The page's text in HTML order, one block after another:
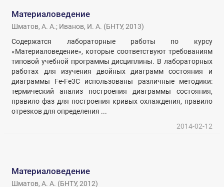
Материаловедение
Шматов, А. А.; Иванов, И. А. (БНТУ,2013)
Содержатся лабораторные работы по курсу
«Материаловедение», которые соответствуют требованиям
типовой учебной программы дисциплины. В лабораторных
работах для изучения двойных диаграмм состояния и
диаграммы Fe-Fe3C использованы различные методики:
термический анализ построения диаграммы состояния,
правило фаз для построения кривых охлаждения, правило
отрезков для определения ...
2014-02-12
Материаловедение
Шматов, А. А. (БНТУ,2012)